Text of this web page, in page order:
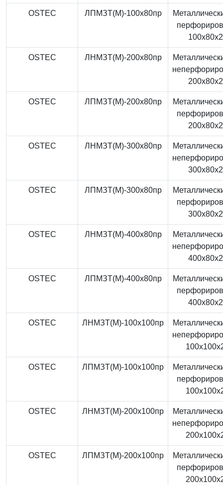
OSTEC ЛПМЗТ(М)-100x80пр
OSTEC ЛНМЗТ(М)-200x80пр
OSTEC ЛПМЗТ(М)-200x80пр
OSTEC ЛНМЗТ(М)-300x80пр
OSTEC ЛПМЗТ(М)-300x80пр
OSTEC ЛНМЗТ(М)-400x80пр
OSTEC ЛПМЗТ(М)-400x80пр
OSTEC ЛНМЗТ(М)-100x100пр
OSTEC ЛПМЗТ(М)-100x100пр
OSTEC ЛНМЗТ(М)-200x100пр
OSTEC ЛПМЗТ(М)-200x100пр